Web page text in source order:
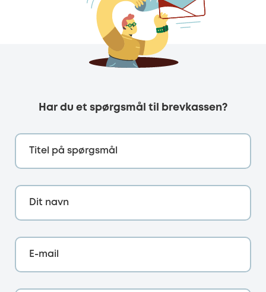
Har du et spørgsmål til brevkassen?
Titel på spørgsmål
Dit navn
E-mail